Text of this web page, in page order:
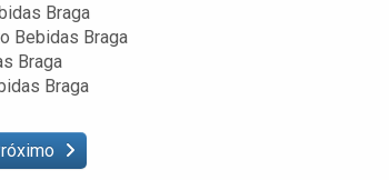
Braga
Bebidas Braga
Braga
Braga